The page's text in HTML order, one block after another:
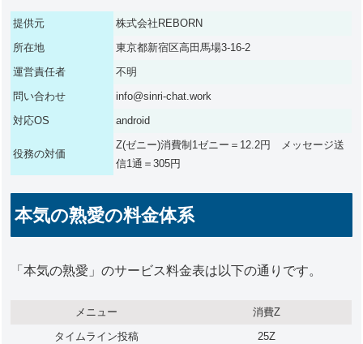
提供元
株式会社REBORN
所在地
東京都新宿区高田馬場3-16-2
運営責任者
不明
問い合わせ
info@sinri-chat.work
対応OS
android
役務の対価
Z(ゼニー)消費制1ゼニー＝12.2円 メッセージ送
信1通＝305円
本気の熟愛の料金体系
「本気の熟愛」のサービス料金表は以下の通りです。
メニュー
消費Z
タイムライン投稿
25Z